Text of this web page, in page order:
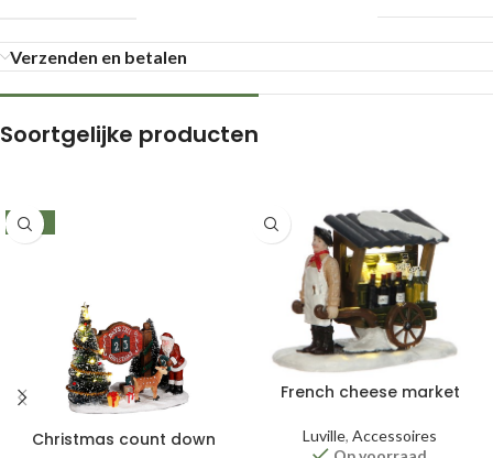
Verzenden en betalen
Soortgelijke producten
-26%
Christmas count down
French cheese market
Luville, Accessoires